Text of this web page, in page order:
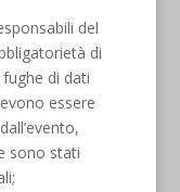
del
di
di dati
essere
sono stati